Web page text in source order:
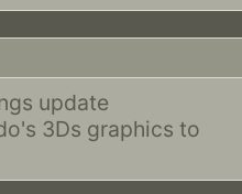
update
3Ds graphics to